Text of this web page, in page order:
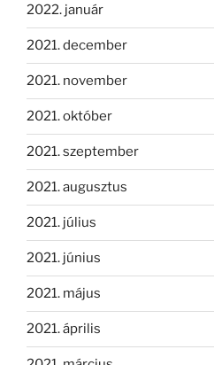
2022. január
2021. december
2021. november
2021. október
2021. szeptember
2021. augusztus
2021. július
2021. június
2021. május
2021. április